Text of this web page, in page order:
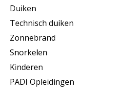
Duiken
Technisch duiken
Zonnebrand
Snorkelen
Kinderen
PADI Opleidingen